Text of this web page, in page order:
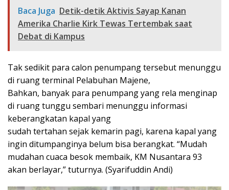
Baca Juga Detik-detik Aktivis Sayap Kanan
Amerika Charlie Kirk Tewas Tertembak saat
Debat di Kampus
Tak sedikit para calon penumpang tersebut menunggu
di ruang terminal Pelabuhan Majene,
Bahkan, banyak para penumpang yang rela menginap
di ruang tunggu sembari menunggu informasi
keberangkatan kapal yang
sudah tertahan sejak kemarin pagi, karena kapal yang
ingin ditumpanginya belum bisa berangkat. “Mudah
mudahan cuaca besok membaik, KM Nusantara 93
akan berlayar,” tuturnya. (Syarifuddin Andi)